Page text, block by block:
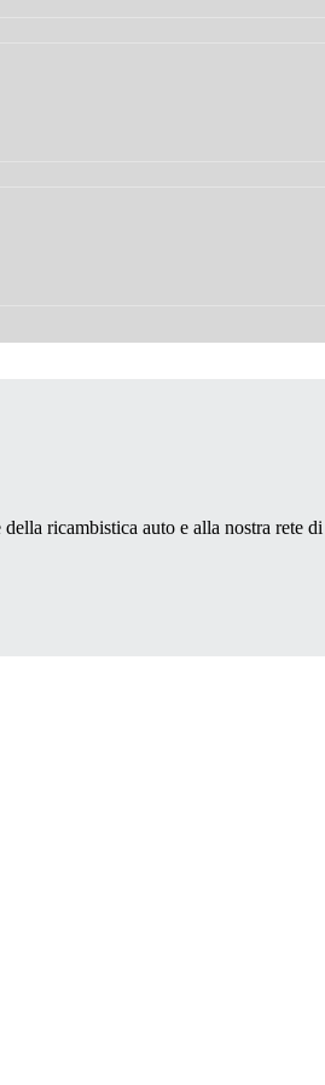
ricambistica auto e alla nostra rete di